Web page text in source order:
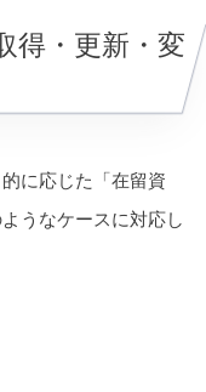
得・更新・変
に応じた「在留資
うなケースに対応し